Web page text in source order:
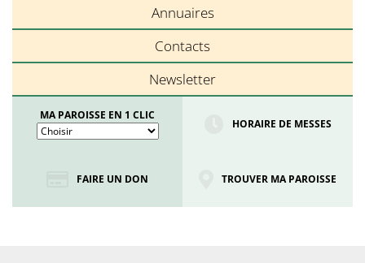
Annuaires
Contacts
Newsletter
MA PAROISSE EN 1 CLIC
HORAIRE DE MESSES
FAIRE UN DON TROUVER MA PAROISSE